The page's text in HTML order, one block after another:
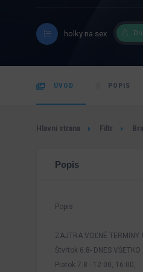
holky na sex
ÚVOD POPIS
Hlavní strana Filtr
Popis
Popis
ZAJTRA VOĽNÉ TERMINY
Štvrtok 6.8- DNES VŠETKO
Piatok 7.8 - 12:00, 16:00,